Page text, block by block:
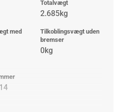
Totalvægt
2.685kg
med
Tilkoblingsvægt uden
bremser
0kg